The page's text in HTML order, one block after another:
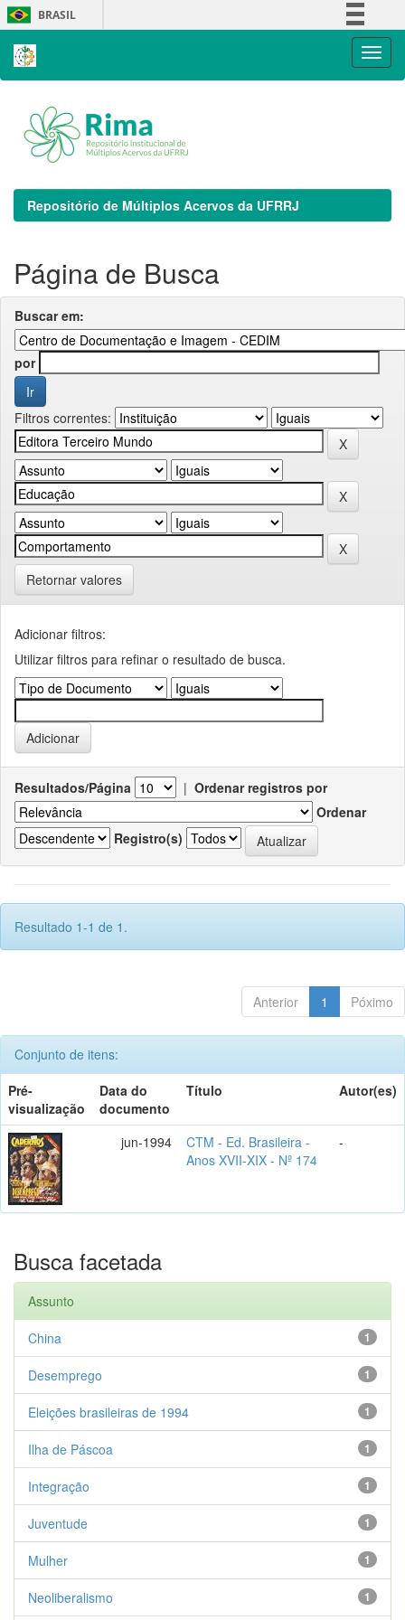
Skip
navigation
BRASIL
Repositório de Múltiplos Acervos da UFRRJ
Página de Busca
Buscar em:
por
Filtros correntes:
Retornar valores
Adicionar filtros:
Utilizar filtros para refinar o resultado de busca.
Resultados/Página | Ordenar registros por
Ordenar
Registro(s)
Resultado 1-1 de 1.
Anterior 1 Póximo
Conjunto de itens:
Pré-
visualização
Data do
documento
Título Autor(es)
jun-1994
CTM - Ed. Brasileira -
Anos XVII-XIX - Nº 174
-
Busca facetada
Assunto
1
China
1
Desemprego
1
Eleições brasileiras de 1994
1
Ilha de Páscoa
1
Integração
1
Juventude
1
Mulher
1
Neoliberalismo